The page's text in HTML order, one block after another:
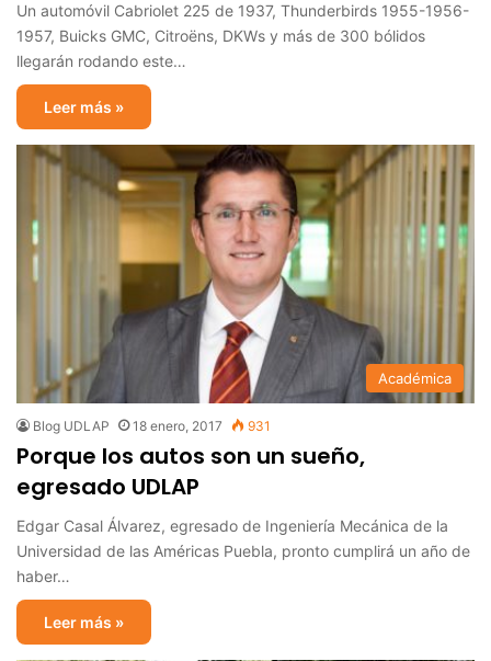
Un automóvil Cabriolet 225 de 1937, Thunderbirds 1955-1956-
1957, Buicks GMC, Citroëns, DKWs y más de 300 bólidos
llegarán rodando este…
Leer más »
Académica
Blog UDLAP 18 enero, 2017 931
Porque los autos son un sueño,
egresado UDLAP
Edgar Casal Álvarez, egresado de Ingeniería Mecánica de la
Universidad de las Américas Puebla, pronto cumplirá un año de
haber…
Leer más »